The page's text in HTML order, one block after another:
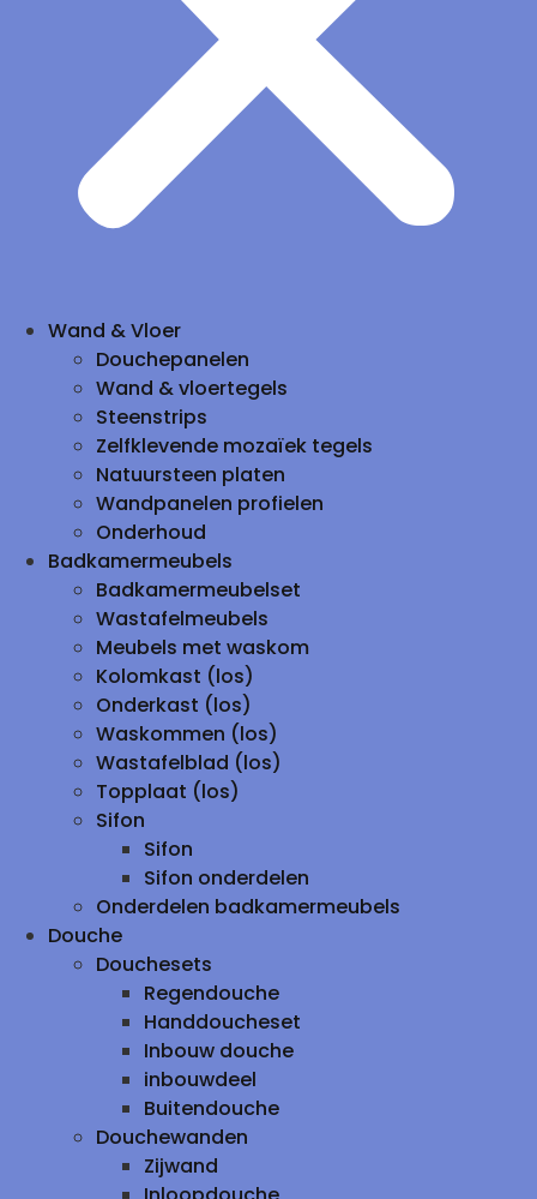
Wand & Vloer
Douchepanelen
Wand & vloertegels
Steenstrips
Zelfklevende mozaïek tegels
Natuursteen platen
Wandpanelen profielen
Onderhoud
Badkamermeubels
Badkamermeubelset
Wastafelmeubels
Meubels met waskom
Kolomkast (los)
Onderkast (los)
Waskommen (los)
Wastafelblad (los)
Topplaat (los)
Sifon
Sifon
Sifon onderdelen
Onderdelen badkamermeubels
Douche
Douchesets
Regendouche
Handdoucheset
Inbouw douche
inbouwdeel
Buitendouche
Douchewanden
Zijwand